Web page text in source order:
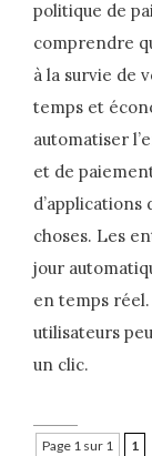
politique de
comprendre
à la survie de
temps et
automatiser
et de
choses. Les
jour
en temps
utilisateurs
un clic.
Page 1 sur 1 1